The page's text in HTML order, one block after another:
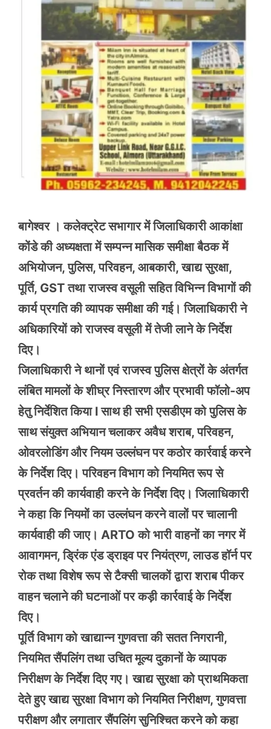
बागेश्वर । कलेक्ट्रेट सभागार में जिलाधिकारी आकांक्षा
कोंडे की अध्यक्षता में सम्पन्न मासिक समीक्षा बैठक में
अभियोजन, पुलिस, परिवहन, आबकारी, खाद्य सुरक्षा,
पूर्ति, GST तथा राजस्व वसूली सहित विभिन्न विभागों की
कार्य प्रगति की व्यापक समीक्षा की गई। जिलाधिकारी ने
अधिकारियों को राजस्व वसूली में तेजी लाने के निर्देश
दिए।
जिलाधिकारी ने थानों एवं राजस्व पुलिस क्षेत्रों के अंतर्गत
लंबित मामलों के शीघ्र निस्तारण और प्रभावी फॉलो-अप
हेतु निर्देशित किया l साथ ही सभी एसडीएम को पुलिस के
साथ संयुक्त अभियान चलाकर अवैध शराब, परिवहन,
ओवरलोडिंग और नियम उल्लंघन पर कठोर कार्रवाई करने
के निर्देश दिए। परिवहन विभाग को नियमित रूप से
प्रवर्तन की कार्यवाही करने के निर्देश दिए। जिलाधिकारी
ने कहा कि नियमों का उल्लंघन करने वालों पर चालानी
कार्यवाही की जाए। ARTO को भारी वाहनों का नगर में
आवागमन, ड्रिंक एंड ड्राइव पर नियंत्रण, लाउड हॉर्न पर
रोक तथा विशेष रूप से टैक्सी चालकों द्वारा शराब पीकर
वाहन चलाने की घटनाओं पर कड़ी कार्रवाई के निर्देश
दिए।
पूर्ति विभाग को खाद्यान्न गुणवत्ता की सतत निगरानी,
नियमित सैंपलिंग तथा उचित मूल्य दुकानों के व्यापक
निरीक्षण के निर्देश दिए गए। खाद्य सुरक्षा को प्राथमिकता
देते हुए खाद्य सुरक्षा विभाग को नियमित निरीक्षण, गुणवत्ता
परीक्षण और लगातार सैंपलिंग सुनिश्चित करने को कहा